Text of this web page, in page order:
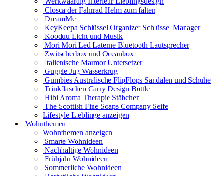
Closca der Fahrrad Helm zum falten
DreamMe
KeyKeepa Schlüssel Organizer Schlüssel Manager
Kooduu Licht und Musik
Mori Mori Led Laterne Bluetooth Lautsprecher
Zwitscherbox und Oceanbox
Italienische Marmor Untersetzer
Guggle Jug Wasserkrug
Gumbies Australische FlipFlops Sandalen und Schuhe
Trinkflaschen Carry Design Bottle
Hibi Aroma Therapie Stäbchen
The Scottish Fine Soaps Company Seife
Lifestyle Lieblinge anzeigen
Wohnthemen
Wohnthemen anzeigen
Smarte Wohnideen
Nachhaltige Wohnideen
Frühjahr Wohnideen
Sommerliche Wohnideen